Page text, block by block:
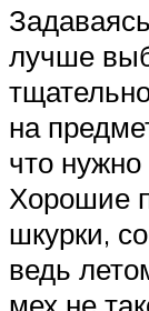
лучше
на
что нужно
Хорошие
шкурки,
ведь